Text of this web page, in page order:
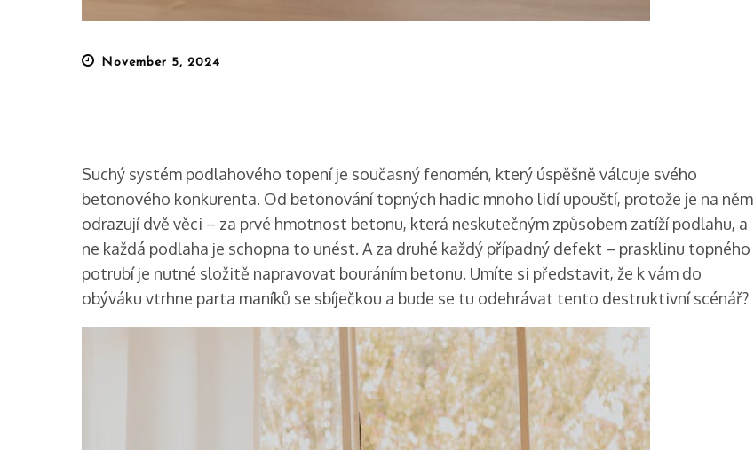
PostedNovember 5, 2024
Suchý systém podlahového topení je současný fenomén, který úspěšně válcuje svého
betonového konkurenta. Od betonování topných hadic mnoho lidí upouští, protože je na něm
odrazují dvě věci – za prvé hmotnost betonu, která neskutečným způsobem zatíží podlahu, a
ne každá podlaha je schopna to unést. A za druhé každý případný defekt – prasklinu topného
potrubí je nutné složitě napravovat bouráním betonu. Umíte si představit, že k vám do
obýváku vtrhne parta maníků se sbíječkou a bude se tu odehrávat tento destruktivní scénář?